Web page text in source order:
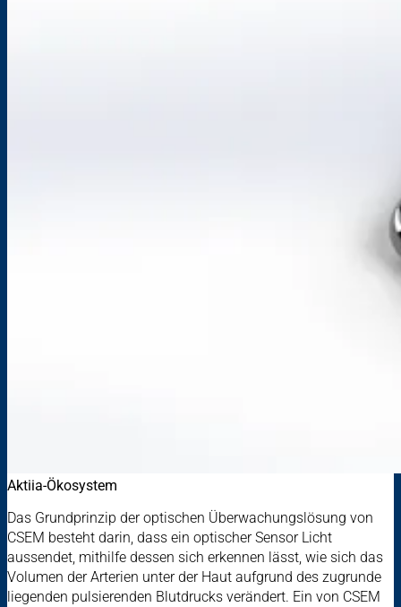
Aktiia-Ökosystem
Das Grundprinzip der optischen Überwachungslösung von
CSEM besteht darin, dass ein optischer Sensor Licht
aussendet, mithilfe dessen sich erkennen lässt, wie sich das
Volumen der Arterien unter der Haut aufgrund des zugrunde
liegenden pulsierenden Blutdrucks verändert. Ein von CSEM